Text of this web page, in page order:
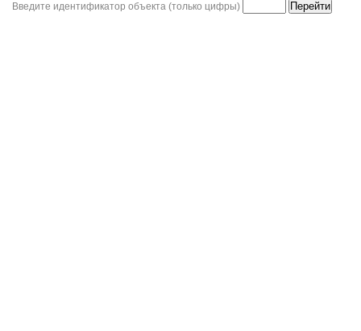
Введите идентификатор объекта (только цифры)